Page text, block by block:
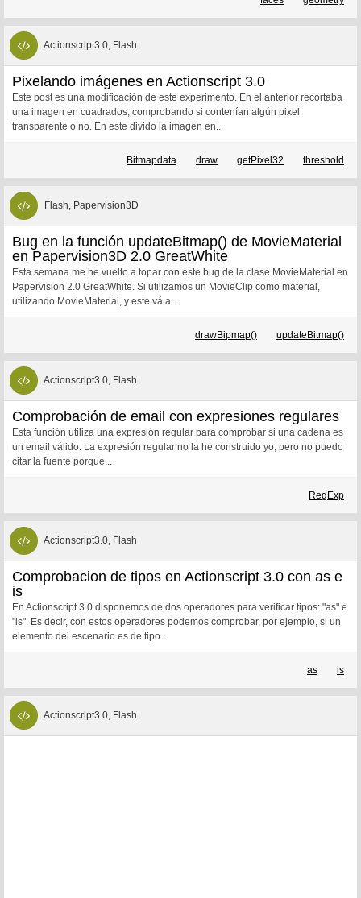
Actionscript3.0, Flash
Pixelando imágenes en Actionscript 3.0
Este post es una modificación de este experimento. En el anterior recortaba
una imagen en cuadrados, comprobando si contenían algún pixel
transparente o no. En este divido la imagen en...
Bitmapdata draw getPixel32 threshold
Flash, Papervision3D
Bug en la función updateBitmap() de MovieMaterial
en Papervision3D 2.0 GreatWhite
Esta semana me he vuelto a topar con este bug de la clase MovieMaterial en
Papervision 2.0 GreatWhite. Si utilizamos un MovieClip como material,
utilizando MovieMaterial, y este vá a...
drawBipmap() updateBitmap()
Actionscript3.0, Flash
Comprobación de email con expresiones regulares
Esta función utiliza una expresión regular para comprobar si una cadena es
un email válido. La expresión regular no la he construido yo, pero no puedo
citar la fuente porque...
RegExp
Actionscript3.0, Flash
Comprobacion de tipos en Actionscript 3.0 con as e
is
En Actionscript 3.0 disponemos de dos operadores para verificar tipos: "as" e
"is". Es decir, con estos operadores podemos comprobar, por ejemplo, si un
elemento del escenario es de tipo...
as is
Actionscript3.0, Flash